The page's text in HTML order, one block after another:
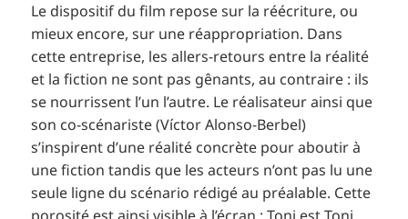
Le dispositif du film repose sur la réécriture, ou
mieux encore, sur une réappropriation. Dans
cette entreprise, les allers-retours entre la réalité
et la fiction ne sont pas gênants, au contraire : ils
se nourrissent l’un l’autre. Le réalisateur ainsi que
son co-scénariste (Víctor Alonso-Berbel)
s’inspirent d’une réalité concrète pour aboutir à
une fiction tandis que les acteurs n’ont pas lu une
seule ligne du scénario rédigé au préalable. Cette